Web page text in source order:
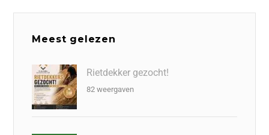
Meest gelezen
Rietdekker gezocht!
82 weergaven